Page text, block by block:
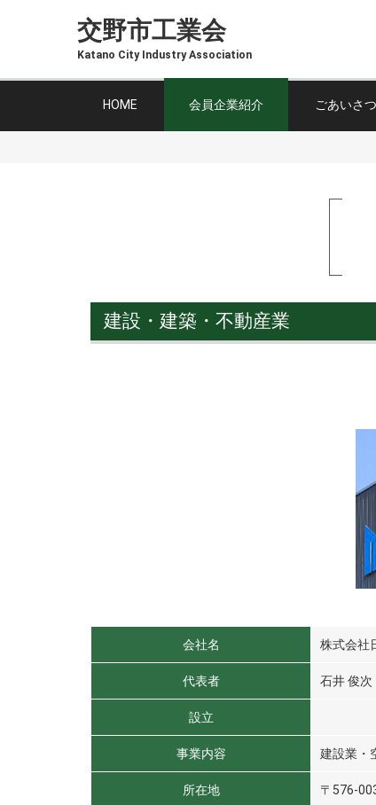
交野市工業会
Katano City Industry Association
HOME 会員企業紹介 ごあいさつ
建設・建築・不動産業
会社名 株式会社
代表者 石井 俊次
設立
事業内容 建設業・
所在地 〒576-